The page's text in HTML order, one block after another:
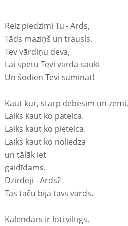
Reiz piedzimi Tu - Ards,
Tāds maziņš un trausls.
Tev vārdiņu deva,
Lai spētu Tevi vārdā saukt
Un šodien Tevi sumināt!
Kaut kur, starp debesīm un zemi,
Laiks kaut ko pateica.
Laiks kaut ko pieteica.
Laiks kaut ko noliedza
un tālāk iet
gaidīdams.
Dzirdēji - Ards?
Tas taču bija tavs vārds.
Kalendārs ir ļoti viltīgs,